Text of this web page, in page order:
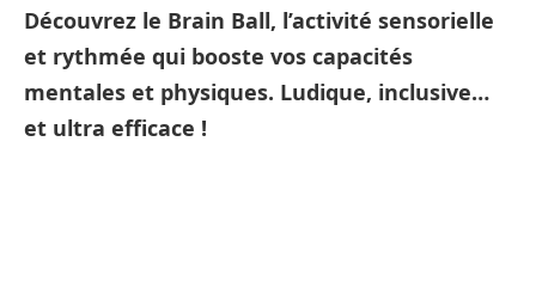
Découvrez le Brain Ball, l’activité sensorielle
et rythmée qui booste vos capacités
mentales et physiques. Ludique, inclusive…
et ultra efficace !